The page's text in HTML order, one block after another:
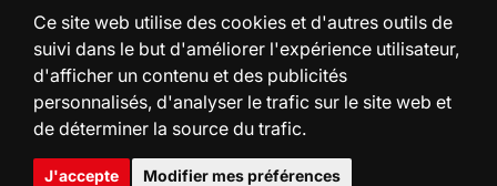
Ce site web utilise des cookies et d'autres outils de
suivi dans le but d'améliorer l'expérience utilisateur,
d'afficher un contenu et des publicités
personnalisés, d'analyser le trafic sur le site web et
de déterminer la source du trafic.
J'accepte Modifier mes préférences